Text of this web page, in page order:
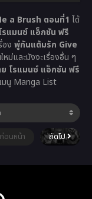
a Brush ตอนที่1 ได้
รแมนซ์ แอ็กชัน ฟรี
อง พู่กันแต้มรัก Give
ม่และมังงะเรื่องอื่น ๆ
โรแมนซ์ แอ็กชัน ฟรี
มนู Manga List
ก่อนหน้า ถัดไป